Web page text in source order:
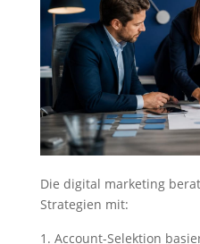
Die digital marketing
Strategien mit:
Account-Selektion